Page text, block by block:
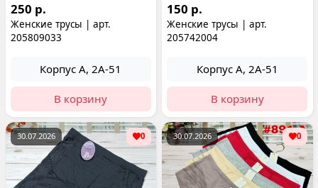
250 р.
Женские трусы | арт.
205809033
Корпус А, 2А-51
В корзину
150 р.
Женские трусы | арт.
205742004
Корпус А, 2А-51
В корзину
30.07.2026 0 30.07.2026 0